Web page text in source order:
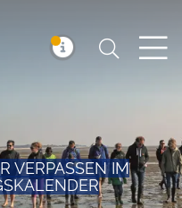
Suchen
VERPASSEN IM